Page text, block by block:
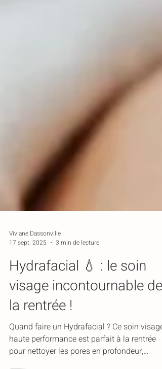
Viviane Dassonville
17 sept. 2025
3 min de lecture
Hydrafacial 💧 : le soin
visage incontournable de
la rentrée !